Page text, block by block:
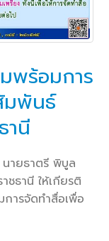
พร้อมการ
มพันธ์
านี
ายธาตรี พิบูล
ธานี ให้เกียรติ
การจัดทำสื่อเพื่อ